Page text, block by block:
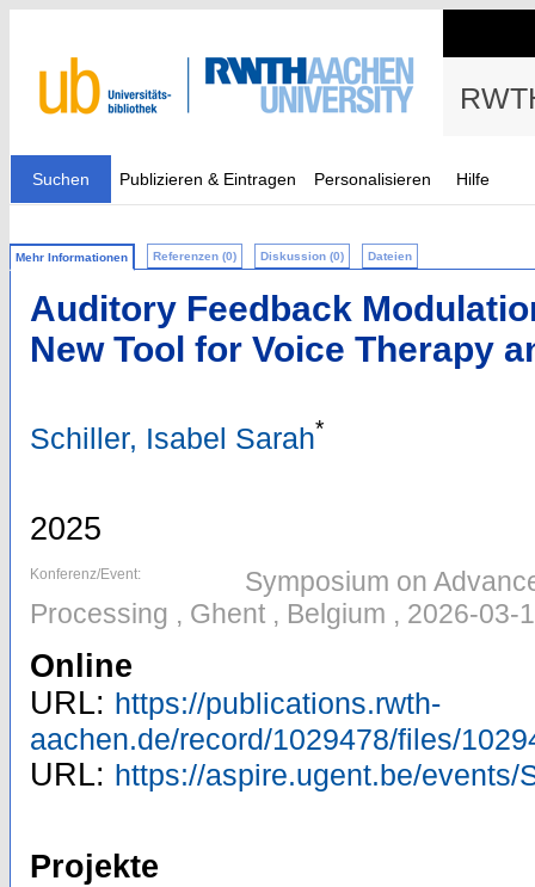
Suchen Publizieren & Eintragen Personalisieren Hilfe
Mehr Informationen Referenzen (0) Diskussion (0) Dateien
Auditory Feedback
New Tool for Voice Therapy
Schiller, Isabel Sarah*
2025
Konferenz/Event:
Symposium on
Processing , Ghent , Belgium , 2026-03-
Online
URL: https://publications.rwth-
aachen.de/record/1029478/files/
URL: https://aspire.ugent.be/events/
Projekte